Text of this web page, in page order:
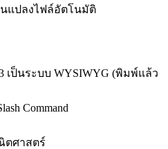
แปลงไฟล์อัตโนมัติ
เป็นระบบ WYSIWYG (พิมพ์แล้ว
Command
ตศาสตร์